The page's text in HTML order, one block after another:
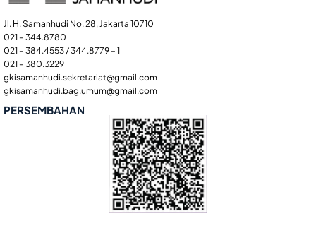
Jl. H. Samanhudi No. 28, Jakarta 10710
021 – 344.8780
021 – 384.4553 / 344.8779 – 1
021 – 380.3229
gkisamanhudi.sekretariat@gmail.com
gkisamanhudi.bag.umum@gmail.com
PERSEMBAHAN